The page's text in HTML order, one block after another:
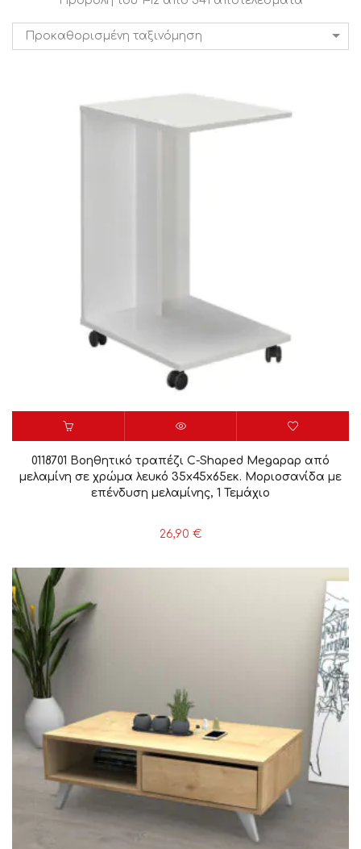
Προκαθορισμένη ταξινόμηση
0118701 Βοηθητικό τραπέζι C-Shaped Megapap από
μελαμίνη σε χρώμα λευκό 35x45x65εκ. Μοριοσανίδα με
επένδυση μελαμίνης, 1 Τεμάχιο
26,90 €